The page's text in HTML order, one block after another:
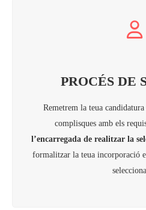
PROCÉS DE
Remetrem la teua candidatura
complisques amb els
l’encarregada de realitzar la
formalitzar la teua incorporació